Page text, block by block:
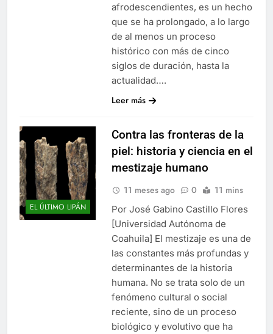
afrodescendientes, es un hecho
que se ha prolongado, a lo largo
de al menos un proceso
histórico con más de cinco
siglos de duración, hasta la
actualidad….
Leer más
EL ÚLTIMO LIPÁN
Contra las fronteras de la
piel: historia y ciencia en el
mestizaje humano
11 meses ago 0 11 mins
Por José Gabino Castillo Flores
[Universidad Autónoma de
Coahuila] El mestizaje es una de
las constantes más profundas y
determinantes de la historia
humana. No se trata solo de un
fenómeno cultural o social
reciente, sino de un proceso
biológico y evolutivo que ha